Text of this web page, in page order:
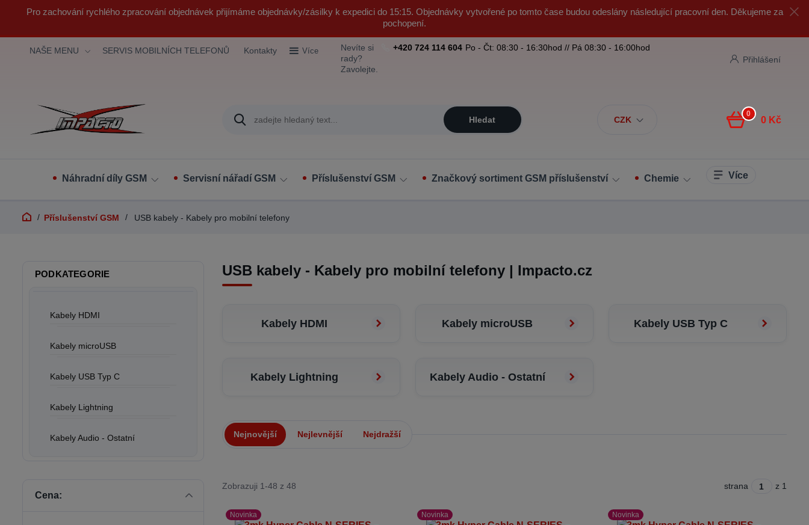
Pro zachování rychlého zpracování objednávek přijímáme objednávky/zásilky k expedici do 15:15. Objednávky vytvořené po tomto čase budou odeslány následující pracovní den. Děkujeme za
pochopení.
NAŠE MENU SERVIS MOBILNÍCH TELEFONŮ Kontakty Více
CZK
Přihlášení
Hledat
Nevíte si
rady?
Zavolejte.
+420 724 114 604 Po - Čt: 08:30 - 16:30hod // Pá 08:30 - 16:00hod
0
0 Kč
Náhradní díly GSM Servisní nářadí GSM Příslušenství GSM Značkový sortiment GSM příslušenství Chemie Více
Příslušenství GSM USB kabely - Kabely pro mobilní telefony
USB kabely - Kabely pro mobilní telefony | Impacto.cz
Kabely HDMI Kabely microUSB Kabely USB Typ C
Kabely Lightning Kabely Audio - Ostatní
Nejnovější Nejlevnější Nejdražší
Zobrazuji 1-48 z 48 strana z 1
Novinka Novinka Novinka
PODKATEGORIE
Kabely HDMI
Kabely microUSB
Kabely USB Typ C
Kabely Lightning
Kabely Audio - Ostatní
Cena: